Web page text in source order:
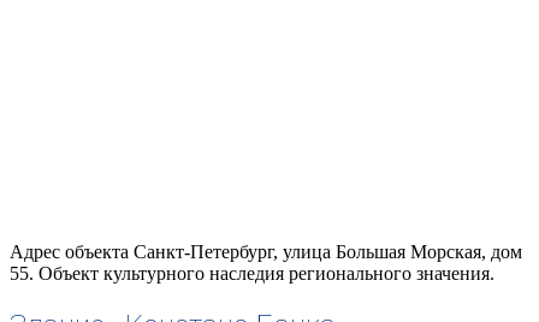
Адрес объекта Санкт-Петербург, улица Большая Морская, дом
55. Объект культурного наследия регионального значения.